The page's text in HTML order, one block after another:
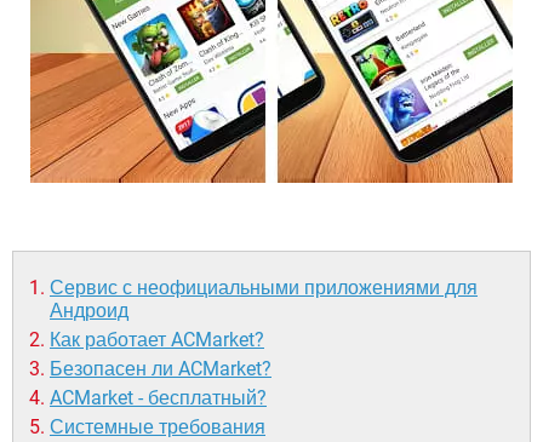
Сервис с неофициальными приложениями для
Андроид
Как работает ACMarket?
Безопасен ли ACMarket?
ACMarket - бесплатный?
Системные требования